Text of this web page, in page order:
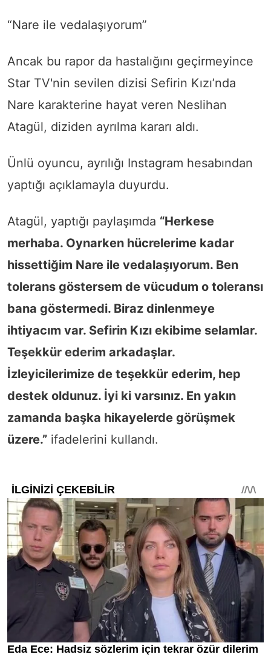
“Nare ile vedalaşıyorum”
Ancak bu rapor da hastalığını geçirmeyince
Star TV'nin sevilen dizisi Sefirin Kızı’nda
Nare karakterine hayat veren Neslihan
Atagül, diziden ayrılma kararı aldı.
Ünlü oyuncu, ayrılığı Instagram hesabından
yaptığı açıklamayla duyurdu.
Atagül, yaptığı paylaşımda “Herkese
merhaba. Oynarken hücrelerime kadar
hissettiğim Nare ile vedalaşıyorum. Ben
tolerans göstersem de vücudum o toleransı
bana göstermedi. Biraz dinlenmeye
ihtiyacım var. Sefirin Kızı ekibime selamlar.
Teşekkür ederim arkadaşlar.
İzleyicilerimize de teşekkür ederim, hep
destek oldunuz. İyi ki varsınız. En yakın
zamanda başka hikayelerde görüşmek
üzere.” ifadelerini kullandı.